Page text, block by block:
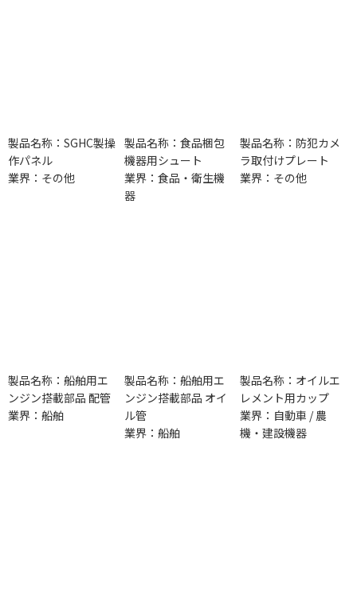
製品名称：SGHC製操
作パネル
業界：その他
製品名称：食品梱包
機器用シュート
業界：食品・衛生機
器
製品名称：防犯カメ
ラ取付けプレート
業界：その他
製品名称：船舶用エ
ンジン搭載部品 配管
業界：船舶
製品名称：船舶用エ
ンジン搭載部品 オイ
ル管
業界：船舶
製品名称：オイルエ
レメント用カップ
業界：自動車 / 農
機・建設機器